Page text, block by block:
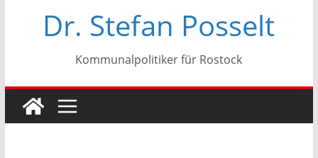
Dr. Stefan Posselt
Kommunalpolitiker für Rostock